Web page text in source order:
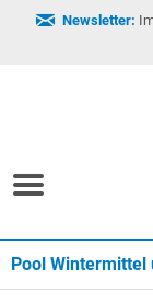
Newsletter:
Pool Wintermittel